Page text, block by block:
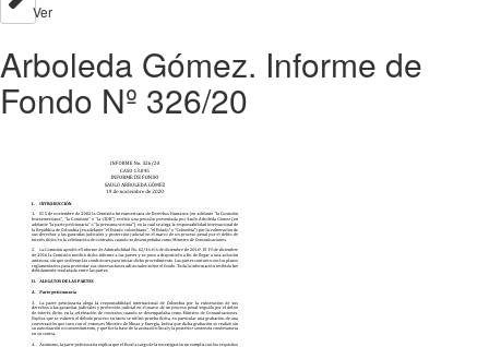
Ver
Arboleda Gómez. Informe de
Fondo Nº 326/20